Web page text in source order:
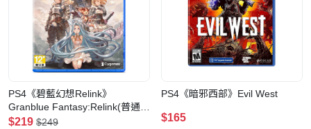
PS4《碧藍幻想Relink》
Granblue Fantasy:Relink(普通
版)
$219 $249
PS4《暗邪西部》Evil West
$165